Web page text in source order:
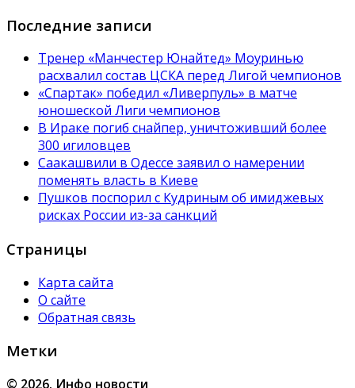
Последние записи
Тренер «Манчестер Юнайтед» Моуринью
расхвалил состав ЦСКА перед Лигой чемпионов
«Спартак» победил «Ливерпуль» в матче
юношеской Лиги чемпионов
В Ираке погиб снайпер, уничтоживший более
300 игиловцев
Саакашвили в Одессе заявил о намерении
поменять власть в Киеве
Пушков поспорил с Кудриным об имиджевых
рисках России из-за санкций
Страницы
Карта сайта
О сайте
Обратная связь
Метки
© 2026. Инфо новости